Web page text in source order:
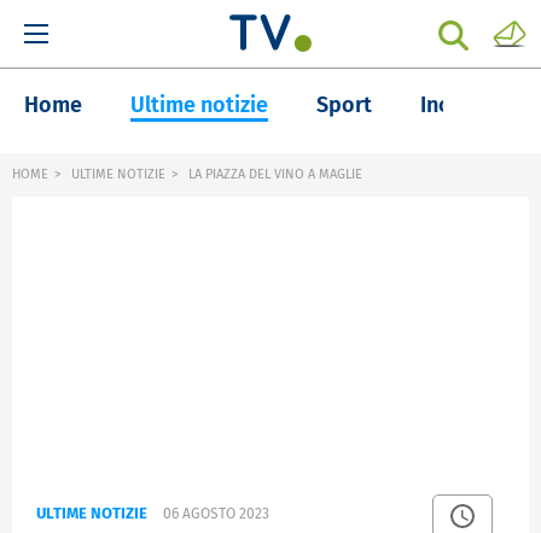
Home Ultime notizie Sport Inchieste
HOME ULTIME NOTIZIE LA PIAZZA DEL VINO A MAGLIE
ULTIME NOTIZIE 06 AGOSTO 2023